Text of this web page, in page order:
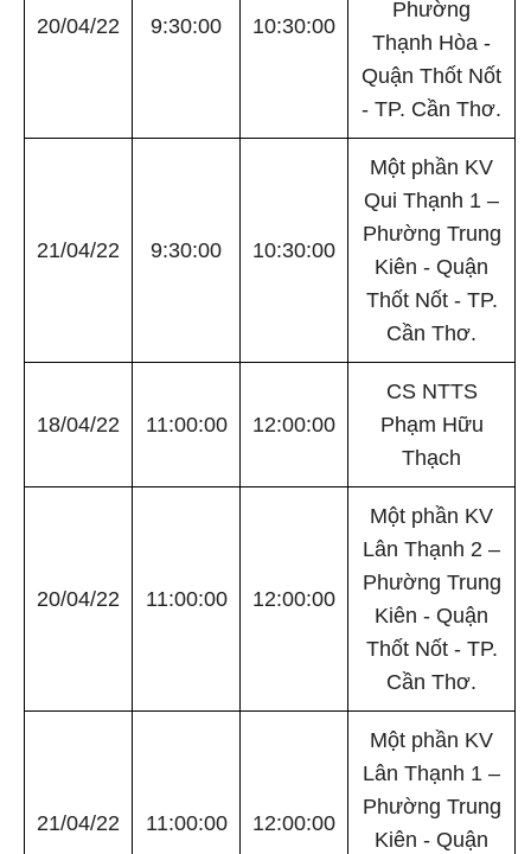
20/04/22 9:30:00 10:30:00
Phường
Thạnh Hòa -
Quận Thốt Nốt
- TP. Cần Thơ.
21/04/22 9:30:00 10:30:00
Một phần KV
Qui Thạnh 1 –
Phường Trung
Kiên - Quận
Thốt Nốt - TP.
Cần Thơ.
18/04/22 11:00:00 12:00:00
CS NTTS
Phạm Hữu
Thạch
20/04/22 11:00:00 12:00:00
Một phần KV
Lân Thạnh 2 –
Phường Trung
Kiên - Quận
Thốt Nốt - TP.
Cần Thơ.
21/04/22 11:00:00 12:00:00
Một phần KV
Lân Thạnh 1 –
Phường Trung
Kiên - Quận